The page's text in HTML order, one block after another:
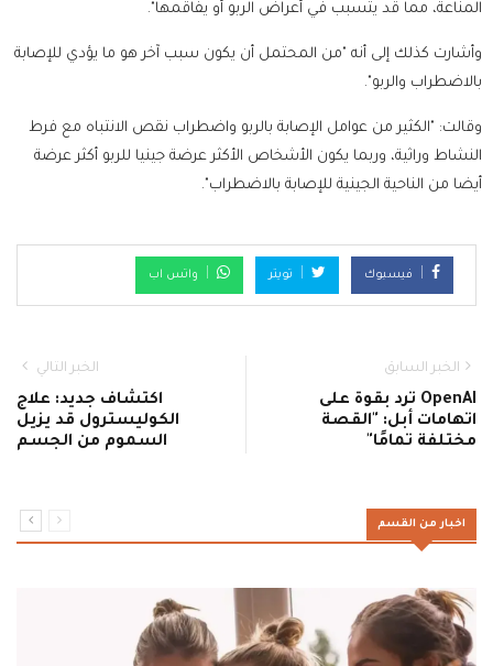
المناعة، مما قد يتسبب في أعراض الربو أو يفاقمها".
وأشارت كذلك إلى أنه "من المحتمل أن يكون سبب آخر هو ما يؤدي للإصابة
بالاضطراب والربو".
وقالت: "الكثير من عوامل الإصابة بالربو واضطراب نقص الانتباه مع فرط
النشاط وراثية، وربما يكون الأشخاص الأكثر عرضة جينيا للربو أكثر عرضة
أيضا من الناحية الجينية للإصابة بالاضطراب".
فيسبوك تويتر واتس اب
الخبر السابق
OpenAI ترد بقوة على
اتهامات أبل: "القصة
مختلفة تمامًا"
الخبر التالي
اكتشاف جديد: علاج
الكوليسترول قد يزيل
السموم من الجسم
اخبار من القسم